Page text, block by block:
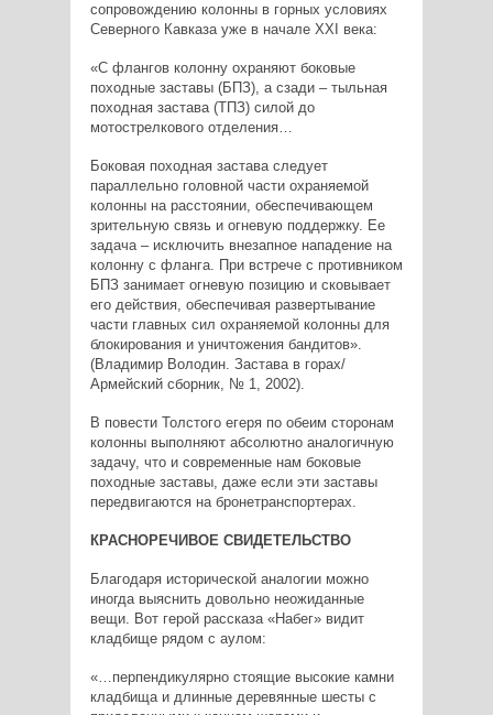
сопровождению колонны в горных условиях
Северного Кавказа уже в начале XXI века:
«С флангов колонну охраняют боковые
походные заставы (БПЗ), а сзади – тыльная
походная застава (ТПЗ) силой до
мотострелкового отделения…
Боковая походная застава следует
параллельно головной части охраняемой
колонны на расстоянии, обеспечивающем
зрительную связь и огневую поддержку. Ее
задача – исключить внезапное нападение на
колонну с фланга. При встрече с противником
БПЗ занимает огневую позицию и сковывает
его действия, обеспечивая развертывание
части главных сил охраняемой колонны для
блокирования и уничтожения бандитов».
(Владимир Володин. Застава в горах/
Армейский сборник, № 1, 2002).
В повести Толстого егеря по обеим сторонам
колонны выполняют абсолютно аналогичную
задачу, что и современные нам боковые
походные заставы, даже если эти заставы
передвигаются на бронетранспортерах.
КРАСНОРЕЧИВОЕ СВИДЕТЕЛЬСТВО
Благодаря исторической аналогии можно
иногда выяснить довольно неожиданные
вещи. Вот герой рассказа «Набег» видит
кладбище рядом с аулом:
«…перпендикулярно стоящие высокие камни
кладбища и длинные деревянные шесты с